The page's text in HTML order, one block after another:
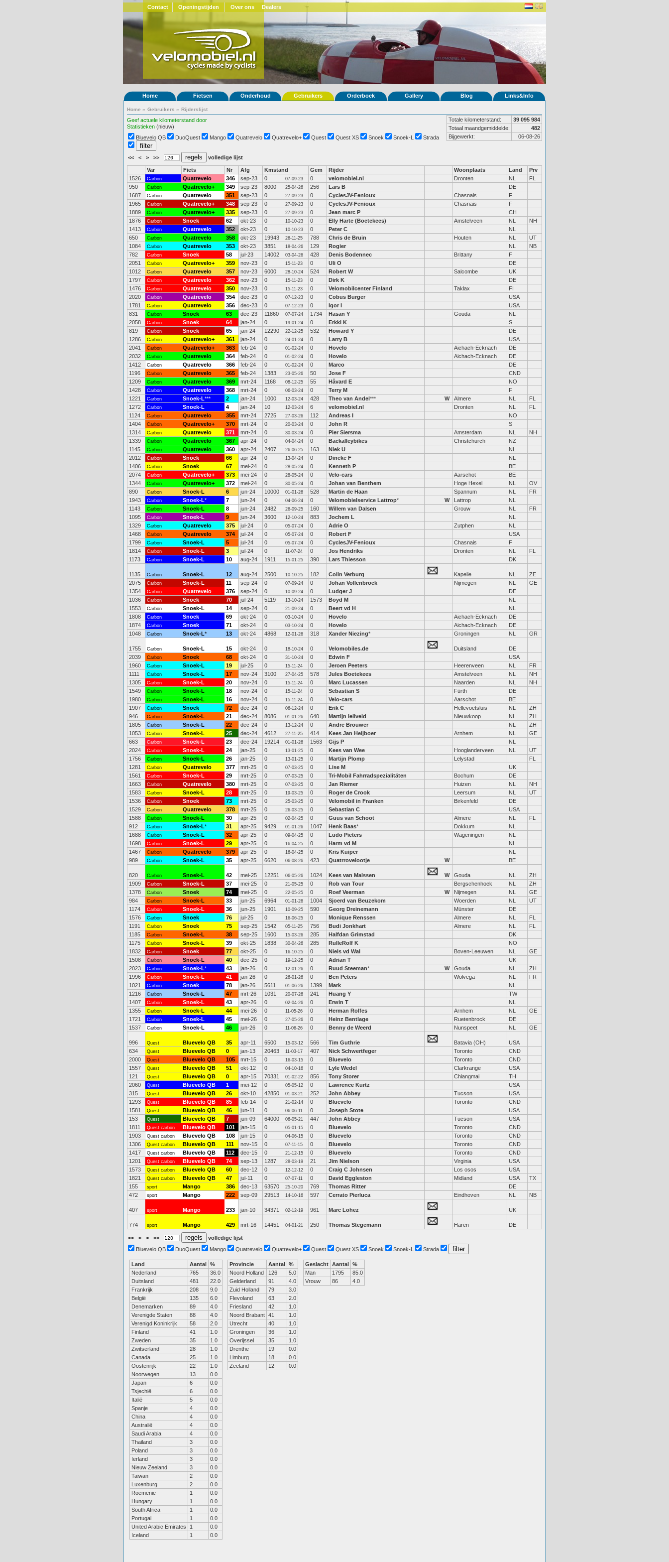
Contact Openingstijden Over ons Dealers
Home Fietsen Onderhoud Gebruikers Orderboek Gallery Blog Links&Info
Home » Gebruikers » Rijderslijst
Geef actuele kilometerstand door
Statistieken (nieuw)
Totale kilometerstand:
39 095 984
Totaal maandgemiddelde:
482
Bijgewerkt:
06-08-26
Bluevelo QB DuoQuest Mango Quatrevelo Quatrevelo+ Quest Quest XS Snoek Snoek-L Strada
<< < > >> volledige lijst
Var Fiets Nr Afg Kmstand Gem Rijder Woonplaats Land
Prv
1526
Carbon Quatrevelo 346 sep-23 0 07-09-23 0 velomobiel.nl Dronten NL
FL
950
Carbon Quatrevelo+ 349 sep-23 8000 25-04-26 256 Lars B
DE
1687
Carbon Quatrevelo 351 sep-23 0 27-09-23 0 CyclesJV-Fenioux Chasnais
F
1965
Carbon Quatrevelo+ 348 sep-23 0 27-09-23 0 CyclesJV-Fenioux Chasnais
F
1889
Carbon Quatrevelo+ 335 sep-23 0 27-09-23 0 Jean marc P
CH
1876
Carbon Snoek 62 okt-23 0 10-10-23 0 Elly Harte (Boetekees) Amstelveen NL
NH
1413
Carbon Quatrevelo 352 okt-23 0 10-10-23 0 Peter C
NL
650
Carbon Quatrevelo 358 okt-23 19943 26-11-25 788 Chris de Bruin Houten NL
UT
1084
Carbon Quatrevelo 353 okt-23 3851 18-04-26 129 Rogier NL
NB
782
Carbon Snoek 58 jul-23 14002 03-04-26 428 Denis Bodennec Brittany
F
2051
Carbon Quatrevelo+ 359 nov-23 0 15-11-23 0 Uli O
DE
1012
Carbon Quatrevelo 357 nov-23 6000 28-10-24 524 Robert W Salcombe
UK
1797
Carbon Quatrevelo 362 nov-23 0 15-11-23 0 Dirk K
DE
1476
Carbon Quatrevelo 350 nov-23 0 15-11-23 0 Velomobilcenter Finland Taklax
FI
2020
Carbon Quatrevelo 354 dec-23 0 07-12-23 0 Cobus Burger
USA
1781
Carbon Quatrevelo 356 dec-23 0 07-12-23 0 Igor I
USA
831
Carbon Snoek 63 dec-23 11860 07-07-24 1734 Hasan Y Gouda
NL
2058
Carbon Snoek 64 jan-24 0 19-01-24 0 Erkki K
S
819
Carbon Snoek 65 jan-24 12290 22-12-25 532 Howard Y
DE
1286
Carbon Quatrevelo+ 361 jan-24 0 24-01-24 0 Larry B
USA
2041
Carbon Quatrevelo+ 363 feb-24 0 01-02-24 0 Hovelo Aichach-Ecknach
DE
2032
Carbon Quatrevelo 364 feb-24 0 01-02-24 0 Hovelo Aichach-Ecknach
DE
1412
Carbon Quatrevelo 366 feb-24 0 01-02-24 0 Marco
DE
1196
Carbon Quatrevelo 365 feb-24 1383 23-05-26 50 Jose F
CND
1209
Carbon Quatrevelo 369 mrt-24 1168 08-12-25 55 Håvard E
NO
1428
Carbon Quatrevelo 368 mrt-24 0 06-03-24 0 Terry M
F
1221
Carbon Snoek-L*** 2 jan-24 1000 12-03-24 428 Theo van Andel*** W Almere NL
FL
1272
Carbon Snoek-L 4 jan-24 10 12-03-24 6 velomobiel.nl Dronten NL
FL
1124
Carbon Quatrevelo 355 mrt-24 2725 27-03-26 112 Andreas I
NO
1404
Carbon Quatrevelo+ 370 mrt-24 0 20-03-24 0 John R
S
1314
Carbon Quatrevelo 371 mrt-24 0 30-03-24 0 Pier Siersma Amsterdam NL
NH
1339
Carbon Quatrevelo 367 apr-24 0 04-04-24 0 Backalleybikes Christchurch
NZ
1145
Carbon Quatrevelo 360 apr-24 2407 26-06-25 163 Niek U
NL
2012
Carbon Snoek 66 apr-24 0 13-04-24 0 Dineke F
NL
1406
Carbon Snoek 67 mei-24 0 28-05-24 0 Kenneth P
BE
2074
Carbon Quatrevelo+ 373 mei-24 0 28-05-24 0 Velo-cars Aarschot
BE
1344
Carbon Quatrevelo+ 372 mei-24 0 30-05-24 0 Johan van Benthem Hoge Hexel NL
OV
890
Carbon Snoek-L 6 jun-24 10000 01-01-26 528 Martin de Haan Spannum NL
FR
1943
Carbon Snoek-L* 7 jun-24 0 04-06-24 0 Velomobielservice Lattrop* W Lattrop
NL
1143
Carbon Snoek-L 8 jun-24 2482 26-09-25 160 Willem van Dalsen Grouw NL
FR
1095
Carbon Snoek-L 9 jun-24 3600 12-10-24 883 Jochem L
NL
1329
Carbon Quatrevelo 375 jul-24 0 05-07-24 0 Adrie O Zutphen
NL
1468
Carbon Quatrevelo 374 jul-24 0 05-07-24 0 Robert F
USA
1799
Carbon Snoek-L 5 jul-24 0 05-07-24 0 CyclesJV-Fenioux Chasnais
F
1814
Carbon Snoek-L 3 jul-24 0 11-07-24 0 Jos Hendriks Dronten NL
FL
1173
Carbon Snoek-L 10 aug-24 1911 15-01-25 390 Lars Thiesson DK
1135 Carbon Snoek-L 12 aug-24 2500 10-10-25 182 Colin Verburg Kapelle NL
ZE
2075
Carbon Snoek-L 11 sep-24 0 07-09-24 0 Johan Vollenbroek Nijmegen NL
GE
1354
Carbon Quatrevelo 376 sep-24 0 10-09-24 0 Ludger J
DE
1036
Carbon Snoek 70 jul-24 5119 13-10-24 1573 Boyd M
NL
1553
Carbon Snoek-L 14 sep-24 0 21-09-24 0 Beert vd H
NL
1808
Carbon Snoek 69 okt-24 0 03-10-24 0 Hovelo Aichach-Ecknach
DE
1874
Carbon Snoek 71 okt-24 0 03-10-24 0 Hovelo Aichach-Ecknach
DE
1048
Carbon Snoek-L* 13 okt-24 4868 12-01-26 318 Xander Niezing* Groningen NL GR
1755 Carbon Snoek-L 15 okt-24 0 18-10-24 0 Velomobiles.de Duitsland
DE
2039
Carbon Snoek 68 okt-24 0 31-10-24 0 Edwin F
USA
1960
Carbon Snoek-L 19 jul-25 0 15-11-24 0 Jeroen Peeters Heerenveen NL
FR
1111
Carbon Snoek-L 17 nov-24 3100 27-04-25 578 Jules Boetekees Amstelveen NL
NH
1305
Carbon Snoek-L 20 nov-24 0 15-11-24 0 Marc Lucassen Naarden NL
NH
1549
Carbon Snoek-L 18 nov-24 0 15-11-24 0 Sebastian S Fürth
DE
1980
Carbon Snoek-L 16 nov-24 0 15-11-24 0 Velo-cars Aarschot
BE
1907
Carbon Snoek 72 dec-24 0 06-12-24 0 Erik C Hellevoetsluis NL
ZH
946
Carbon Snoek-L 21 dec-24 8086 01-01-26 640 Martijn leliveld Nieuwkoop NL
ZH
1805
Carbon Snoek-L 22 dec-24 0 13-12-24 0 Andre Brouwer NL
ZH
1053
Carbon Snoek-L 25 dec-24 4612 27-11-25 414 Kees Jan Heijboer Arnhem NL
GE
663
Carbon Snoek-L 23 dec-24 19214 01-01-26 1563 Gijs P
NL
2024
Carbon Snoek-L 24 jan-25 0 13-01-25 0 Kees van Wee Hooglanderveen NL
UT
1756
Carbon Snoek-L 26 jan-25 0 13-01-25 0 Martijn Plomp Lelystad
FL
1281
Carbon Quatrevelo 377 mrt-25 0 07-03-25 0 Lise M
UK
1561
Carbon Snoek-L 29 mrt-25 0 07-03-25 0 Tri-Mobil Fahrradspezialitäten Bochum
DE
1663
Carbon Quatrevelo 380 mrt-25 0 07-03-25 0 Jan Riemer Huizen NL
NH
1583
Carbon Snoek-L 28 mrt-25 0 19-03-25 0 Roger de Crook Leersum NL
UT
1536
Carbon Snoek 73 mrt-25 0 25-03-25 0 Velomobil in Franken Birkenfeld
DE
1529
Carbon Quatrevelo 378 mrt-25 0 26-03-25 0 Sebastian C
USA
1588
Carbon Snoek-L 30 apr-25 0 02-04-25 0 Guus van Schoot Almere NL
FL
912
Carbon Snoek-L* 31 apr-25 9429 01-01-26 1047 Henk Baas* Dokkum
NL
1688
Carbon Snoek-L 32 apr-25 0 09-04-25 0 Ludo Pieters Wageningen
NL
1698
Carbon Snoek-L 29 apr-25 0 16-04-25 0 Harm vd M
NL
1467
Carbon Quatrevelo 379 apr-25 0 16-04-25 0 Kris Kuiper
NL
989
Carbon Snoek-L 35 apr-25 6620 06-08-26 423 Quatrrovelootje W BE
820 Carbon Snoek-L 42 mei-25 12251 06-05-26 1024 Kees van Malssen W Gouda NL
ZH
1909
Carbon Snoek-L 37 mei-25 0 21-05-25 0 Rob van Tour Bergschenhoek NL
ZH
1378
Carbon Snoek 74 mei-25 0 22-05-25 0 Roef Veerman W Nijmegen NL
GE
984
Carbon Snoek-L 33 jun-25 6964 01-01-26 1004 Sjoerd van Beuzekom Woerden NL
UT
1174
Carbon Snoek-L 36 jun-25 1901 10-09-25 590 Georg Dreinemann Münster
DE
1576
Carbon Snoek 76 jul-25 0 16-06-25 0 Monique Renssen Almere NL
FL
1191
Carbon Snoek 75 sep-25 1542 05-11-25 756 Budi Jonkhart Almere NL
FL
1185
Carbon Snoek-L 38 sep-25 1600 15-03-26 285 Halfdan Grimstad
DK
1175
Carbon Snoek-L 39 okt-25 1838 30-04-26 285 RulleRolf K
NO
1832
Carbon Snoek 77 okt-25 0 16-10-25 0 Niels vd Wal Boven-Leeuwen NL
GE
1508
Carbon Snoek-L 40 dec-25 0 19-12-25 0 Adrian T
UK
2023
Carbon Snoek-L* 43 jan-26 0 12-01-26 0 Ruud Steeman* W Gouda NL
ZH
1996
Carbon Snoek-L 41 jan-26 0 26-01-26 0 Ben Peters Wolvega NL
FR
1021
Carbon Snoek 78 jan-26 5611 01-06-26 1399 Mark
NL
1216
Carbon Snoek-L 47 mrt-26 1031 20-07-26 241 Huang Y
TW
1407
Carbon Snoek-L 43 apr-26 0 02-04-26 0 Erwin T
NL
1355
Carbon Snoek-L 44 mei-26 0 11-05-26 0 Herman Rolfes Arnhem NL
GE
1721
Carbon Snoek-L 45 mei-26 0 27-05-26 0 Heinz Bentlage Ruetenbrock
DE
1537
Carbon Snoek-L 46 jun-26 0 11-06-26 0 Benny de Weerd Nunspeet NL GE
996 Quest Bluevelo QB 35 apr-11 6500 15-03-12 566 Tim Guthrie Batavia (OH)
USA
634
Quest Bluevelo QB 0 jan-13 20463 11-03-17 407 Nick Schwertfeger Toronto
CND
2000
Quest Bluevelo QB 105 mrt-15 0 16-03-15 0 Bluevelo Toronto
CND
1557
Quest Bluevelo QB 51 okt-12 0 04-10-16 0 Lyle Wedel Clarkrange
USA
121
Quest Bluevelo QB 0 apr-15 70331 01-02-22 856 Tony Storer Chiangmai
TH
2060
Quest Bluevelo QB 1 mei-12 0 05-05-12 0 Lawrence Kurtz
USA
315
Quest Bluevelo QB 26 okt-10 42850 01-03-21 252 John Abbey Tucson
USA
1293
Quest Bluevelo QB 85 feb-14 0 21-02-14 0 Bluevelo Toronto
CND
1581
Quest Bluevelo QB 46 jun-11 0 06-06-11 0 Joseph Stote
USA
153
Quest Bluevelo QB 7 jun-09 64000 06-05-21 447 John Abbey Tucson
USA
1811
Quest carbon Bluevelo QB 101 jan-15 0 05-01-15 0 Bluevelo Toronto
CND
1903
Quest carbon Bluevelo QB 108 jun-15 0 04-06-15 0 Bluevelo Toronto
CND
1306
Quest carbon Bluevelo QB 111 nov-15 0 07-11-15 0 Bluevelo Toronto
CND
1417
Quest carbon Bluevelo QB 112 dec-15 0 21-12-15 0 Bluevelo Toronto
CND
1201
Quest carbon Bluevelo QB 74 sep-13 1287 28-03-19 21 Jim Nielson Virginia
USA
1573
Quest carbon Bluevelo QB 60 dec-12 0 12-12-12 0 Craig C Johnsen Los osos
USA
1821
Quest carbon Bluevelo QB 47 jul-11 0 07-07-11 0 David Eggleston Midland USA
TX
155
sport Mango 386 dec-13 63570 25-10-20 769 Thomas Ritter
DE
472
sport Mango 222 sep-09 29513 14-10-16 597 Cerrato Pierluca Eindhoven NL NB
407 sport Mango 233 jan-10 34371 02-12-19 961 Marc Lohez UK
774 sport Mango 429 mrt-16 14451 04-01-21 250 Thomas Stegemann Haren DE
<< < > >>
volledige lijst
Bluevelo QB
DuoQuest Mango Quatrevelo Quatrevelo+ Quest Quest XS Snoek Snoek-L Strada
Land Aantal %
Nederland
765
36.0
Duitsland
481
22.0
Frankrijk
208
9.0
België
135
6.0
Denemarken
89
4.0
Verenigde Staten
88
4.0
Verenigd Koninkrijk
58
2.0
Finland
41
1.0
Zweden
35
1.0
Zwitserland
28
1.0
Canada
25
1.0
Oostenrijk
22
1.0
Noorwegen
13
0.0
Japan
6
0.0
Tsjechië
6
0.0
Italië
5
0.0
Spanje
4
0.0
China
4
0.0
Australië
4
0.0
Saudi Arabia
4
0.0
Thailand
3
0.0
Poland
3
0.0
Ierland
3
0.0
Nieuw Zeeland
3
0.0
Taiwan
2
0.0
Luxenburg
2
0.0
Roemenie
1
0.0
Hungary
1
0.0
South Africa
1
0.0
Portugal
1
0.0
United Arabic Emirates
1
0.0
Iceland
1 0.0
Provincie Aantal %
Noord Holland
126
5.0
Gelderland
91
4.0
Zuid Holland
79
3.0
Flevoland
63
2.0
Friesland
42
1.0
Noord Brabant 41
1.0
Utrecht
40
1.0
Groningen
36
1.0
Overijssel
35
1.0
Drenthe
19
0.0
Limburg
18
0.0
Zeeland
12 0.0
Geslacht Aantal %
Man
1795
85.0
Vrouw
86 4.0